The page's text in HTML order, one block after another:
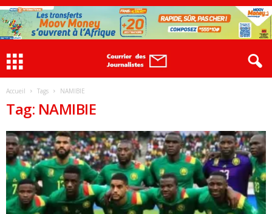
Accueil Tags NAMIBIE
Tag: NAMIBIE